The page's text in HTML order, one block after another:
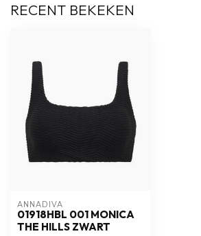
RECENT BEKEKEN
ANNADIVA
01918HBL 001 MONICA
THE HILLS ZWART